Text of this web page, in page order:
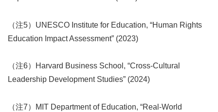
（注5）UNESCO Institute for Education, “Human Rights
Education Impact Assessment” (2023)
（注6）Harvard Business School, “Cross-Cultural
Leadership Development Studies” (2024)
（注7）MIT Department of Education, “Real-World